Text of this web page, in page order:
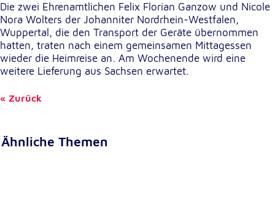
Die zwei Ehrenamtlichen Felix Florian Ganzow und Nicole
Nora Wolters der Johanniter Nordrhein-Westfalen,
Wuppertal, die den Transport der Geräte übernommen
hatten, traten nach einem gemeinsamen Mittagessen
wieder die Heimreise an. Am Wochenende wird eine
weitere Lieferung aus Sachsen erwartet.
Zurück
Ähnliche Themen
Cookie Laufzeit:
6 Monate